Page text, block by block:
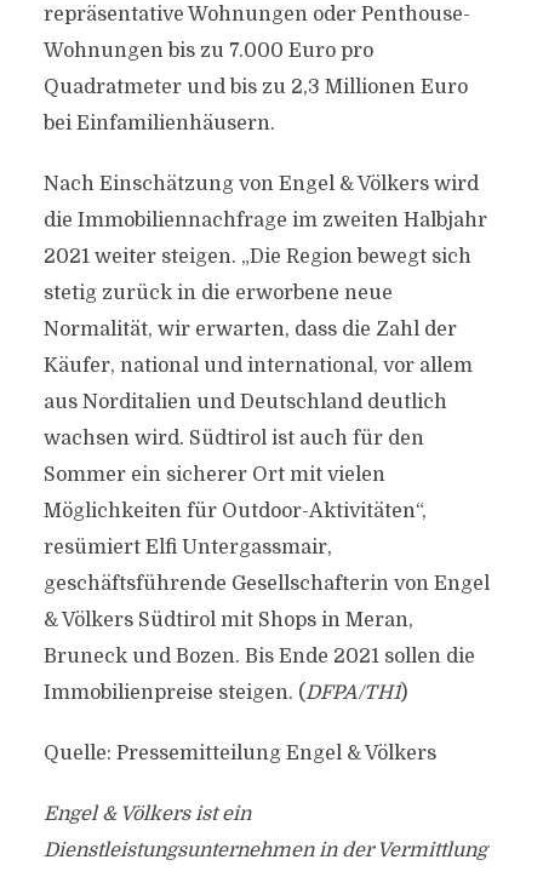
repräsentative Wohnungen oder Penthouse-
Wohnungen bis zu 7.000 Euro pro
Quadratmeter und bis zu 2,3 Millionen Euro
bei Einfamilienhäusern.
Nach Einschätzung von Engel & Völkers wird
die Immobiliennachfrage im zweiten Halbjahr
2021 weiter steigen. „Die Region bewegt sich
stetig zurück in die erworbene neue
Normalität, wir erwarten, dass die Zahl der
Käufer, national und international, vor allem
aus Norditalien und Deutschland deutlich
wachsen wird. Südtirol ist auch für den
Sommer ein sicherer Ort mit vielen
Möglichkeiten für Outdoor-Aktivitäten“,
resümiert Elfi Untergassmair,
geschäftsführende Gesellschafterin von Engel
& Völkers Südtirol mit Shops in Meran,
Bruneck und Bozen. Bis Ende 2021 sollen die
Immobilienpreise steigen. (DFPA/TH1)
Quelle: Pressemitteilung Engel & Völkers
Engel & Völkers ist ein
Dienstleistungsunternehmen in der Vermittlung